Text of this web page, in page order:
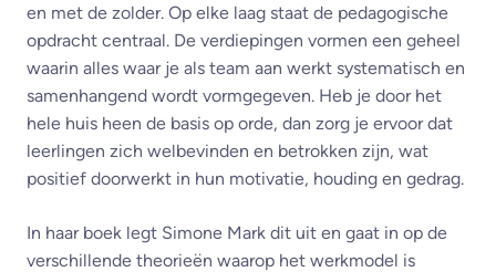
en met de zolder. Op elke laag staat de pedagogische
opdracht centraal. De verdiepingen vormen een geheel
waarin alles waar je als team aan werkt systematisch en
samenhangend wordt vormgegeven. Heb je door het
hele huis heen de basis op orde, dan zorg je ervoor dat
leerlingen zich welbevinden en betrokken zijn, wat
positief doorwerkt in hun motivatie, houding en gedrag.
In haar boek legt Simone Mark dit uit en gaat in op de
verschillende theorieën waarop het werkmodel is